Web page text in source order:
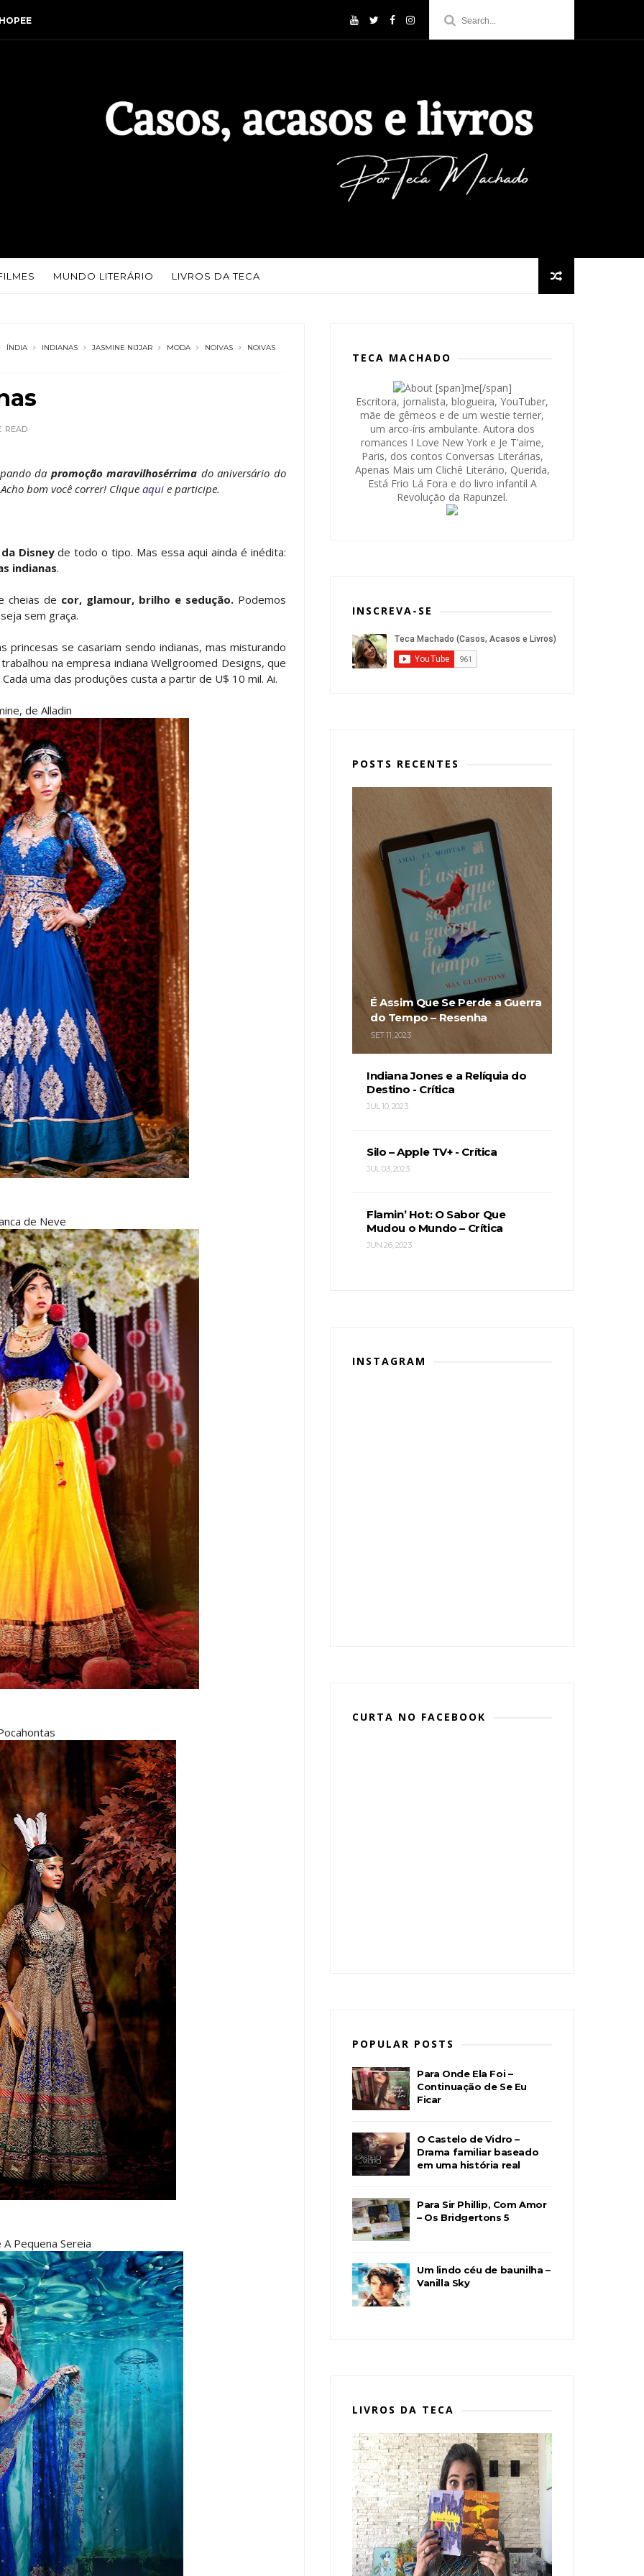
MUNDO LITERÁRIO LIVROS DA TECA
ÍNDIA INDIANAS JASMINE NIJJAR MODA NOIVAS NOIVAS
READ
da promoção maravilhosérrima do aniversário do
bom você correr! Clique aqui e participe.
Disneyde todo o tipo. Mas essa aqui ainda é inédita:
indianas.
cheias de cor, glamour, brilho e sedução. Podemos
sem graça.
se casariam sendo indianas, mas misturando
na empresa indiana Wellgroomed Designs, que
Cada uma das produções custa a partir de U$ 10 mil. Ai.
de Alladin
de Neve
A Pequena Sereia
TECA MACHADO
Escritora, jornalista, blogueira, YouTuber,
mãe de gêmeos e de um westie terrier,
um arco-íris ambulante. Autora dos
romances I Love New York e Je T’aime,
Paris, dos contos Conversas Literárias,
Apenas Mais um Clichê Literário, Querida,
Está Frio Lá Fora e do livro infantil A
Revolução da Rapunzel.
INSCREVA-SE
POSTS RECENTES
É Assim Que Se Perde a Guerra
do Tempo – Resenha
SET 11, 2023
Indiana Jones e a Relíquia do
Destino - Crítica
JUL 10, 2023
Silo – Apple TV+ - Crítica
JUL 03, 2023
Flamin’ Hot: O Sabor Que
Mudou o Mundo – Crítica
JUN 26, 2023
INSTAGRAM
CURTA NO FACEBOOK
POPULAR POSTS
Para Onde Ela Foi –
Continuação de Se Eu
Ficar
O Castelo de Vidro –
Drama familiar baseado
em uma história real
Para Sir Phillip, Com Amor
– Os Bridgertons 5
Um lindo céu de baunilha –
Vanilla Sky
LIVROS DA TECA